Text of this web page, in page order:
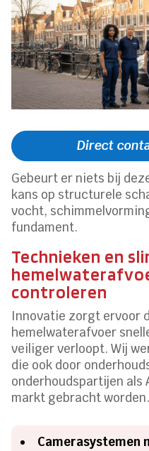
Direct
Gebeurt er niets bij
kans op structurele
vocht,
fundament.
Technieken en
controleren
Innovatie zorgt ervoor
hemelwaterafvoer
veiliger verloopt. Wij
die ook door
onderhoudspartijen als
markt gebracht
Camerasystemen